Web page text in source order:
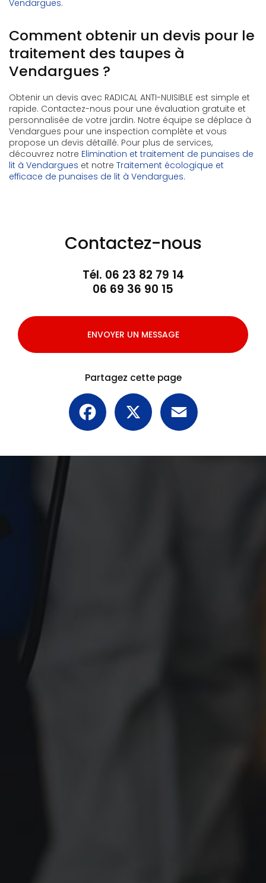
Vendargues.
Comment obtenir un devis pour le
traitement des taupes à
Vendargues ?
Obtenir un devis avec RADICAL ANTI-NUISIBLE est simple et
rapide. Contactez-nous pour une évaluation gratuite et
personnalisée de votre jardin. Notre équipe se déplace à
Vendargues pour une inspection complète et vous
propose un devis détaillé. Pour plus de services,
découvrez notre Elimination et traitement de punaises de
lit à Vendargues et notre Traitement écologique et
efficace de punaises de lit à Vendargues.
Contactez-nous
Tél. 06 23 82 79 14
06 69 36 90 15
ENVOYER UN MESSAGE
Partagez cette page
Facebook